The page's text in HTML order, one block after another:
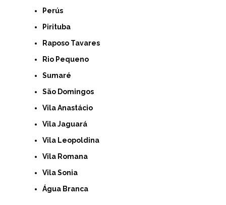
Perús
Pirituba
Raposo Tavares
Rio Pequeno
Sumaré
São Domingos
Vila Anastácio
Vila Jaguará
Vila Leopoldina
Vila Romana
Vila Sonia
Água Branca